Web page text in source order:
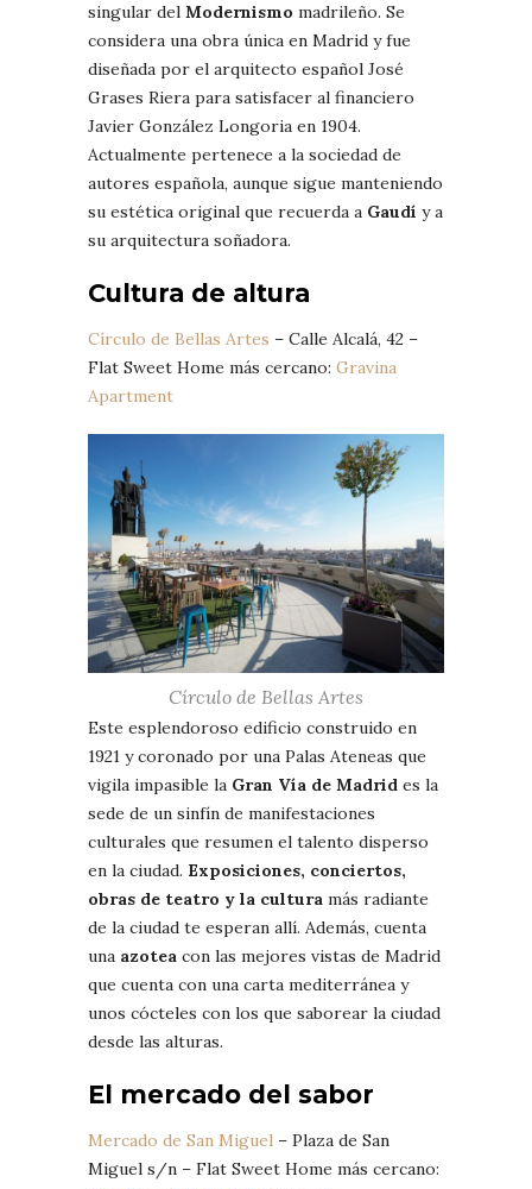
singular del Modernismo madrileño. Se
considera una obra única en Madrid y fue
diseñada por el arquitecto español José
Grases Riera para satisfacer al financiero
Javier González Longoria en 1904.
Actualmente pertenece a la sociedad de
autores española, aunque sigue manteniendo
su estética original que recuerda a Gaudí y a
su arquitectura soñadora.
Cultura de altura
Círculo de Bellas Artes – Calle Alcalá, 42 –
Flat Sweet Home más cercano: Gravina
Apartment
Círculo de Bellas Artes
Este esplendoroso edificio construido en
1921 y coronado por una Palas Ateneas que
vigila impasible la Gran Vía de Madrid es la
sede de un sinfín de manifestaciones
culturales que resumen el talento disperso
en la ciudad. Exposiciones, conciertos,
obras de teatro y la cultura más radiante
de la ciudad te esperan allí. Además, cuenta
una azotea con las mejores vistas de Madrid
que cuenta con una carta mediterránea y
unos cócteles con los que saborear la ciudad
desde las alturas.
El mercado del sabor
Mercado de San Miguel – Plaza de San
Miguel s/n – Flat Sweet Home más cercano: